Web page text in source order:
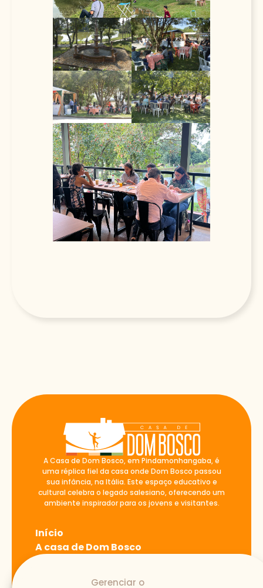
Gerenciar o
A Casa de Dom Bosco, em Pindamonhangaba, é
uma réplica fiel da casa onde Dom Bosco passou
sua infância, na Itália. Este espaço educativo e
cultural celebra o legado salesiano, oferecendo um
ambiente inspirador para os jovens e visitantes.
Início
A casa de Dom Bosco